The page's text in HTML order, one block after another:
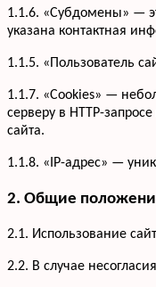
1.1.6. «Субдомены» —
указана контактная
1.1.5. «Пользователь
1.1.7. «Cookies» —
серверу в HTTP-
сайта.
1.1.8. «IP-адрес» —
2. Общие
2.1. Использование
2.2. В случае